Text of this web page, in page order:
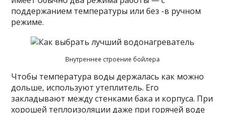
поддержанием температуры или без -в ручном
режиме.
Внутреннее строение бойлера
Чтобы температура воды держалась как можно
дольше, используют утеплитель. Его
закладывают между стенками бака и корпуса. При
хорошей теплоизоляции даже при горячей воде